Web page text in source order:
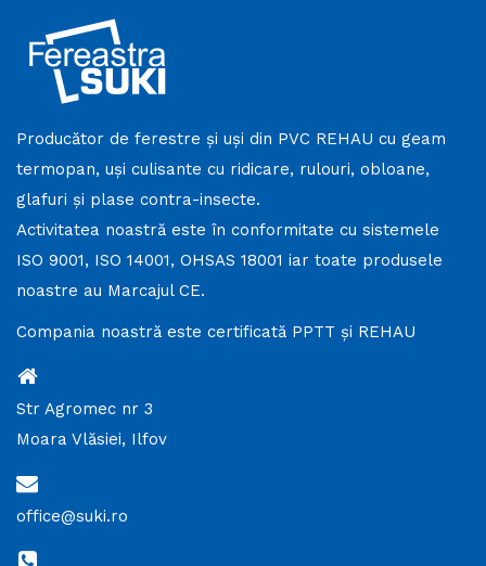
Producător de ferestre și uși din PVC REHAU cu geam
termopan, uși culisante cu ridicare, rulouri, obloane,
glafuri și plase contra-insecte.
Activitatea noastră este în conformitate cu sistemele
ISO 9001, ISO 14001, OHSAS 18001 iar toate produsele
noastre au Marcajul CE.
Compania noastră este certificată PPTT și REHAU
Str Agromec nr 3
Moara Vlăsiei, Ilfov
office@suki.ro